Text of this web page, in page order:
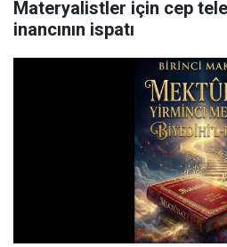
Materyalistler için cep
inancının ispatı